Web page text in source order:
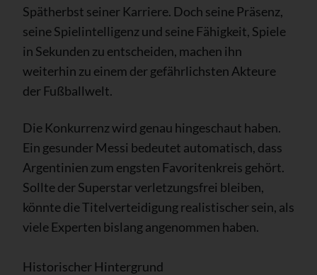
Spätherbst seiner Karriere. Doch seine Präsenz,
seine Spielintelligenz und seine Fähigkeit, Spiele
in Sekunden zu entscheiden, machen ihn
weiterhin zu einem der gefährlichsten Akteure
der Fußballwelt.
Die Konkurrenz wird genau hingeschaut haben.
Ein gesunder Messi bedeutet automatisch, dass
Argentinien zum engsten Favoritenkreis gehört.
Sollte der Superstar verletzungsfrei bleiben,
könnte die Titelverteidigung realistischer sein, als
viele Experten bislang angenommen haben.
Historischer Hintergrund